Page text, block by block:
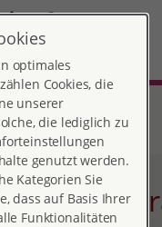
DE
Beratungsangebote
optimales
Cookies, die
unserer
die lediglich zu
genutzt werden.
Kategorien Sie
dass auf Basis Ihrer
Funktionalitäten